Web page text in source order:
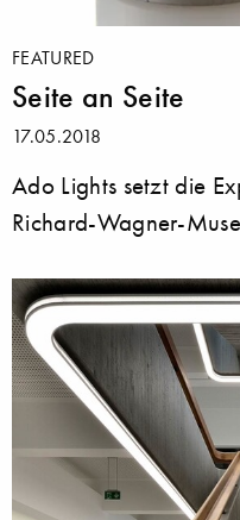
FEATURED
Seite an Seite
17.05.2018
Ado Lights setzt die
Richard-Wagner-